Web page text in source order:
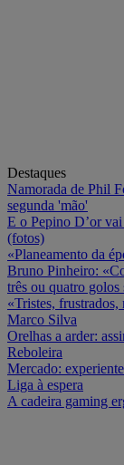
Destaques
Namorada de Phil
segunda 'mão'
E o Pepino D’or
(fotos)
«Planeamento da
Bruno Pinheiro:
três ou quatro golos
«Tristes, frustrados,
Marco Silva
Orelhas a arder:
Reboleira
Mercado:
Liga à espera
A cadeira gaming